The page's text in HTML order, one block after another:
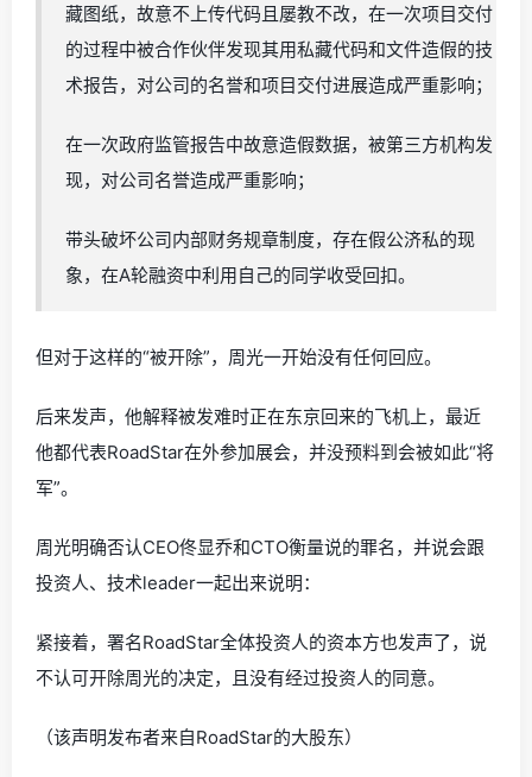
藏图纸，故意不上传代码且屡教不改，在一次项目交付
的过程中被合作伙伴发现其用私藏代码和文件造假的技
术报告，对公司的名誉和项目交付进展造成严重影响；
在一次政府监管报告中故意造假数据，被第三方机构发
现，对公司名誉造成严重影响；
带头破坏公司内部财务规章制度，存在假公济私的现
象，在A轮融资中利用自己的同学收受回扣。
但对于这样的“被开除”，周光一开始没有任何回应。
后来发声，他解释被发难时正在东京回来的飞机上，最近
他都代表RoadStar在外参加展会，并没预料到会被如此“将
军”。
周光明确否认CEO佟显乔和CTO衡量说的罪名，并说会跟
投资人、技术leader一起出来说明：
紧接着，署名RoadStar全体投资人的资本方也发声了，说
不认可开除周光的决定，且没有经过投资人的同意。
（该声明发布者来自RoadStar的大股东）